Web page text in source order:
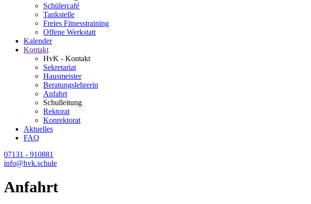
Schülercafé
Tankstelle
Freies Fitnesstraining
Offene Werkstatt
Kalender
Kontakt
HvK - Kontakt
Sekretariat
Hausmeister
Beratungslehrerin
Anfahrt
Schulleitung
Rektorat
Konrektorat
Aktuelles
FAQ
07131 - 910881
info@hvk.schule
Anfahrt